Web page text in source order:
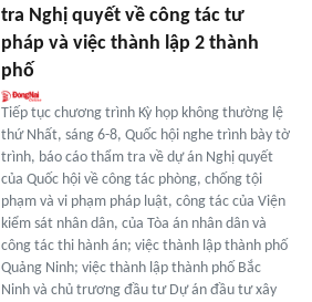
tra Nghị quyết về công tác tư
pháp và việc thành lập 2 thành
phố
Tiếp tục chương trình Kỳ họp không thường lệ
thứ Nhất, sáng 6-8, Quốc hội nghe trình bày tờ
trình, báo cáo thẩm tra về dự án Nghị quyết
của Quốc hội về công tác phòng, chống tội
phạm và vi phạm pháp luật, công tác của Viện
kiểm sát nhân dân, của Tòa án nhân dân và
công tác thi hành án; việc thành lập thành phố
Quảng Ninh; việc thành lập thành phố Bắc
Ninh và chủ trương đầu tư Dự án đầu tư xây